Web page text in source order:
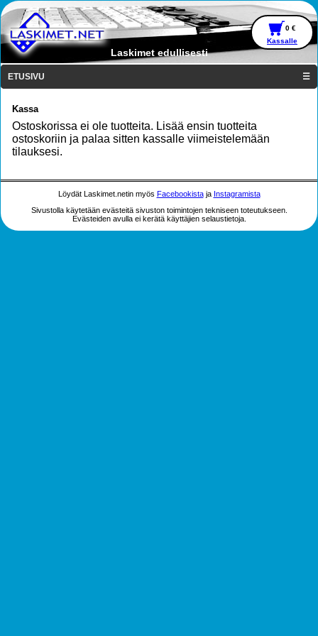
Laskimet edullisesti
0 €
Kassalle
ETUSIVU ☰
Kassa
Ostoskorissa ei ole tuotteita. Lisää ensin tuotteita
ostoskoriin ja palaa sitten kassalle viimeistelemään
tilauksesi.
Löydät Laskimet.netin myös Facebookistaja Instagramista
Sivustolla käytetään evästeitä sivuston toimintojen tekniseen toteutukseen.
Evästeiden avulla ei kerätä käyttäjien selaustietoja.